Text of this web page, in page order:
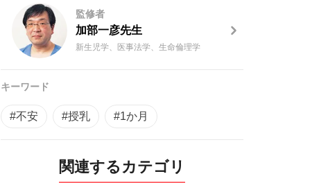
監修者
加部一彦先生
新生児学、医事法学、生命倫理学
キーワード
#不安 #授乳 #1か月
関連するカテゴリ